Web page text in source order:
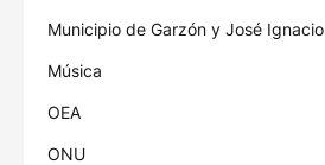
Municipio de Garzón y José Ignacio
Música
OEA
ONU